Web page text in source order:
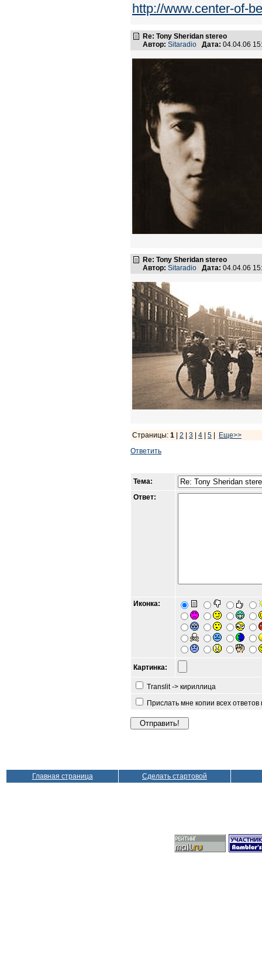
http://www.center-of-
Re: Tony Sheridan stereo
Автор: Sitaradio Дата: 04.04.06
Re: Tony Sheridan stereo
Автор: Sitaradio Дата: 04.04.06
Страницы: 1 2 3 4 5
Еще>>
Ответить
Тема:
Ответ:
Иконка:
Картинка:
Translit -> кириллица
Прислать мне копии всех
Главная страница Сделать стартовой